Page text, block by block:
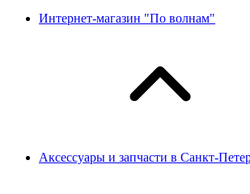
Интернет-магазин "По волнам"
Аксессуары и запчасти в Санкт-